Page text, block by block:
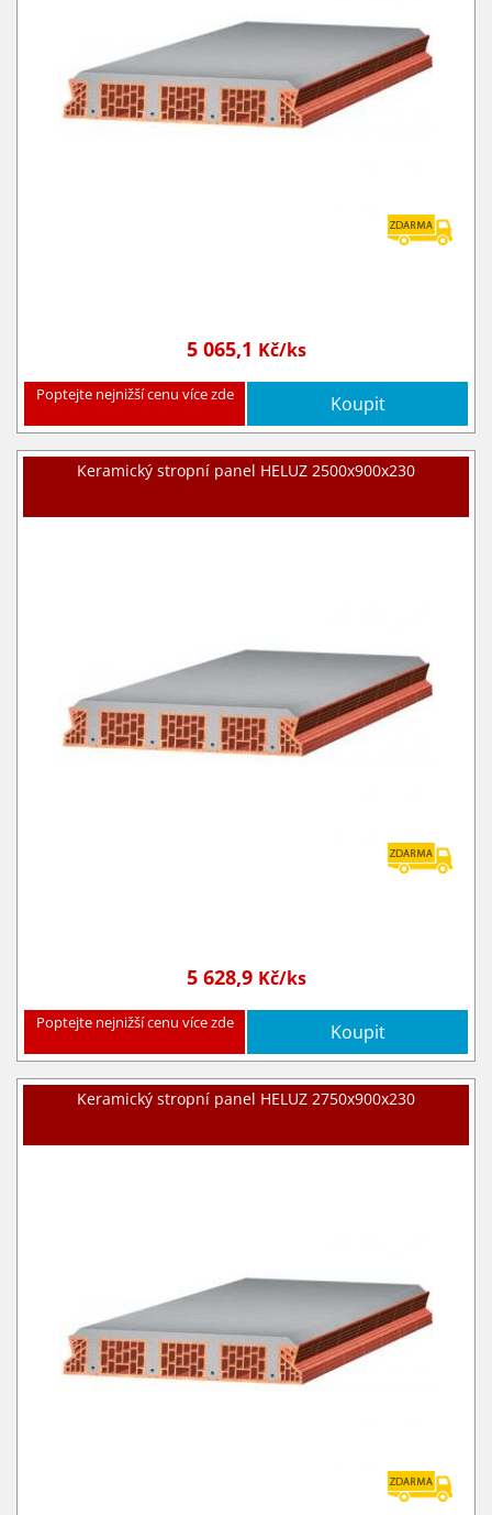
5 065,1 Kč/ks
Poptejte nejnižší cenu více zde Koupit
Keramický stropní panel HELUZ 2500x900x230
5 628,9 Kč/ks
Poptejte nejnižší cenu více zde Koupit
Keramický stropní panel HELUZ 2750x900x230